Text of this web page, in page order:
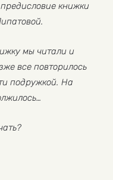
книжки
мы читали и
все повторилось
подружкой. На